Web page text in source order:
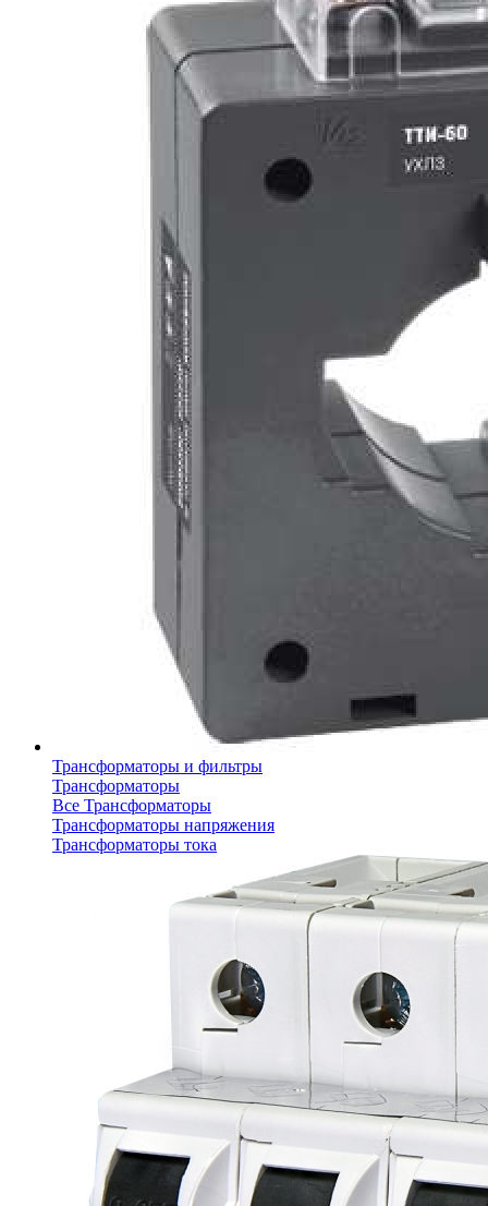
Трансформаторы и фильтры
Трансформаторы
Все Трансформаторы
Трансформаторы напряжения
Трансформаторы тока